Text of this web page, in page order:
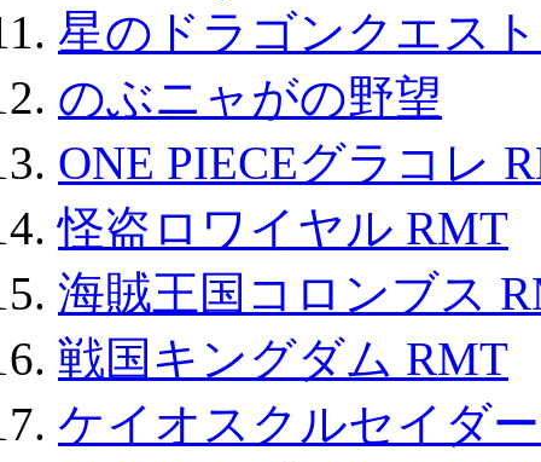
星のドラゴンクエス
のぶニャがの野望
ONE PIECEグラコレ
怪盗ロワイヤル RMT
海賊王国コロンブス
戦国キングダム RMT
ケイオスクルセイダ